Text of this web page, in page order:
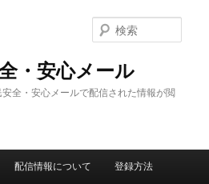
・安心メール
全・安心メールで配信された情報が閲
索
配信情報について 登録方法